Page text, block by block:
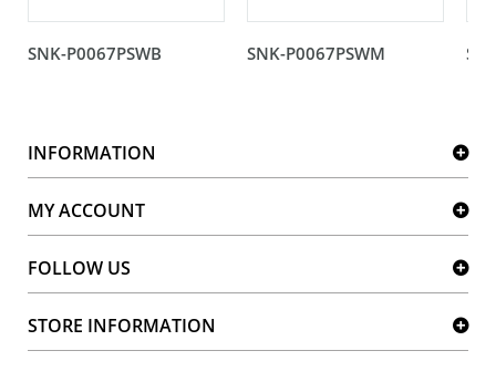
SNK-P0067PSWB SNK-P0067PSWM
INFORMATION
MY ACCOUNT
FOLLOW US
STORE INFORMATION